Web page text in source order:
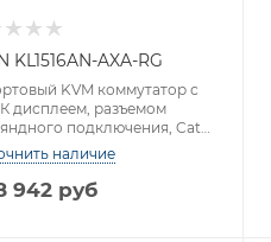
KL1516AN-AXA-RG
KVM коммутатор с
дисплеем, разъемом
подключения, Cat
Dual Rail (лок 1280 x 1024,
1600 x 1200)
наличие
942руб